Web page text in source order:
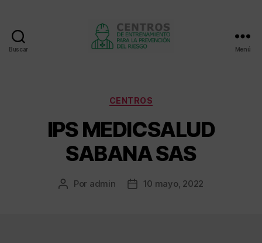
Buscar Menú
Categorías
CENTROS
IPS MEDICSALUD
SABANA SAS
Autor
Por admin
Fecha10 mayo, 2022